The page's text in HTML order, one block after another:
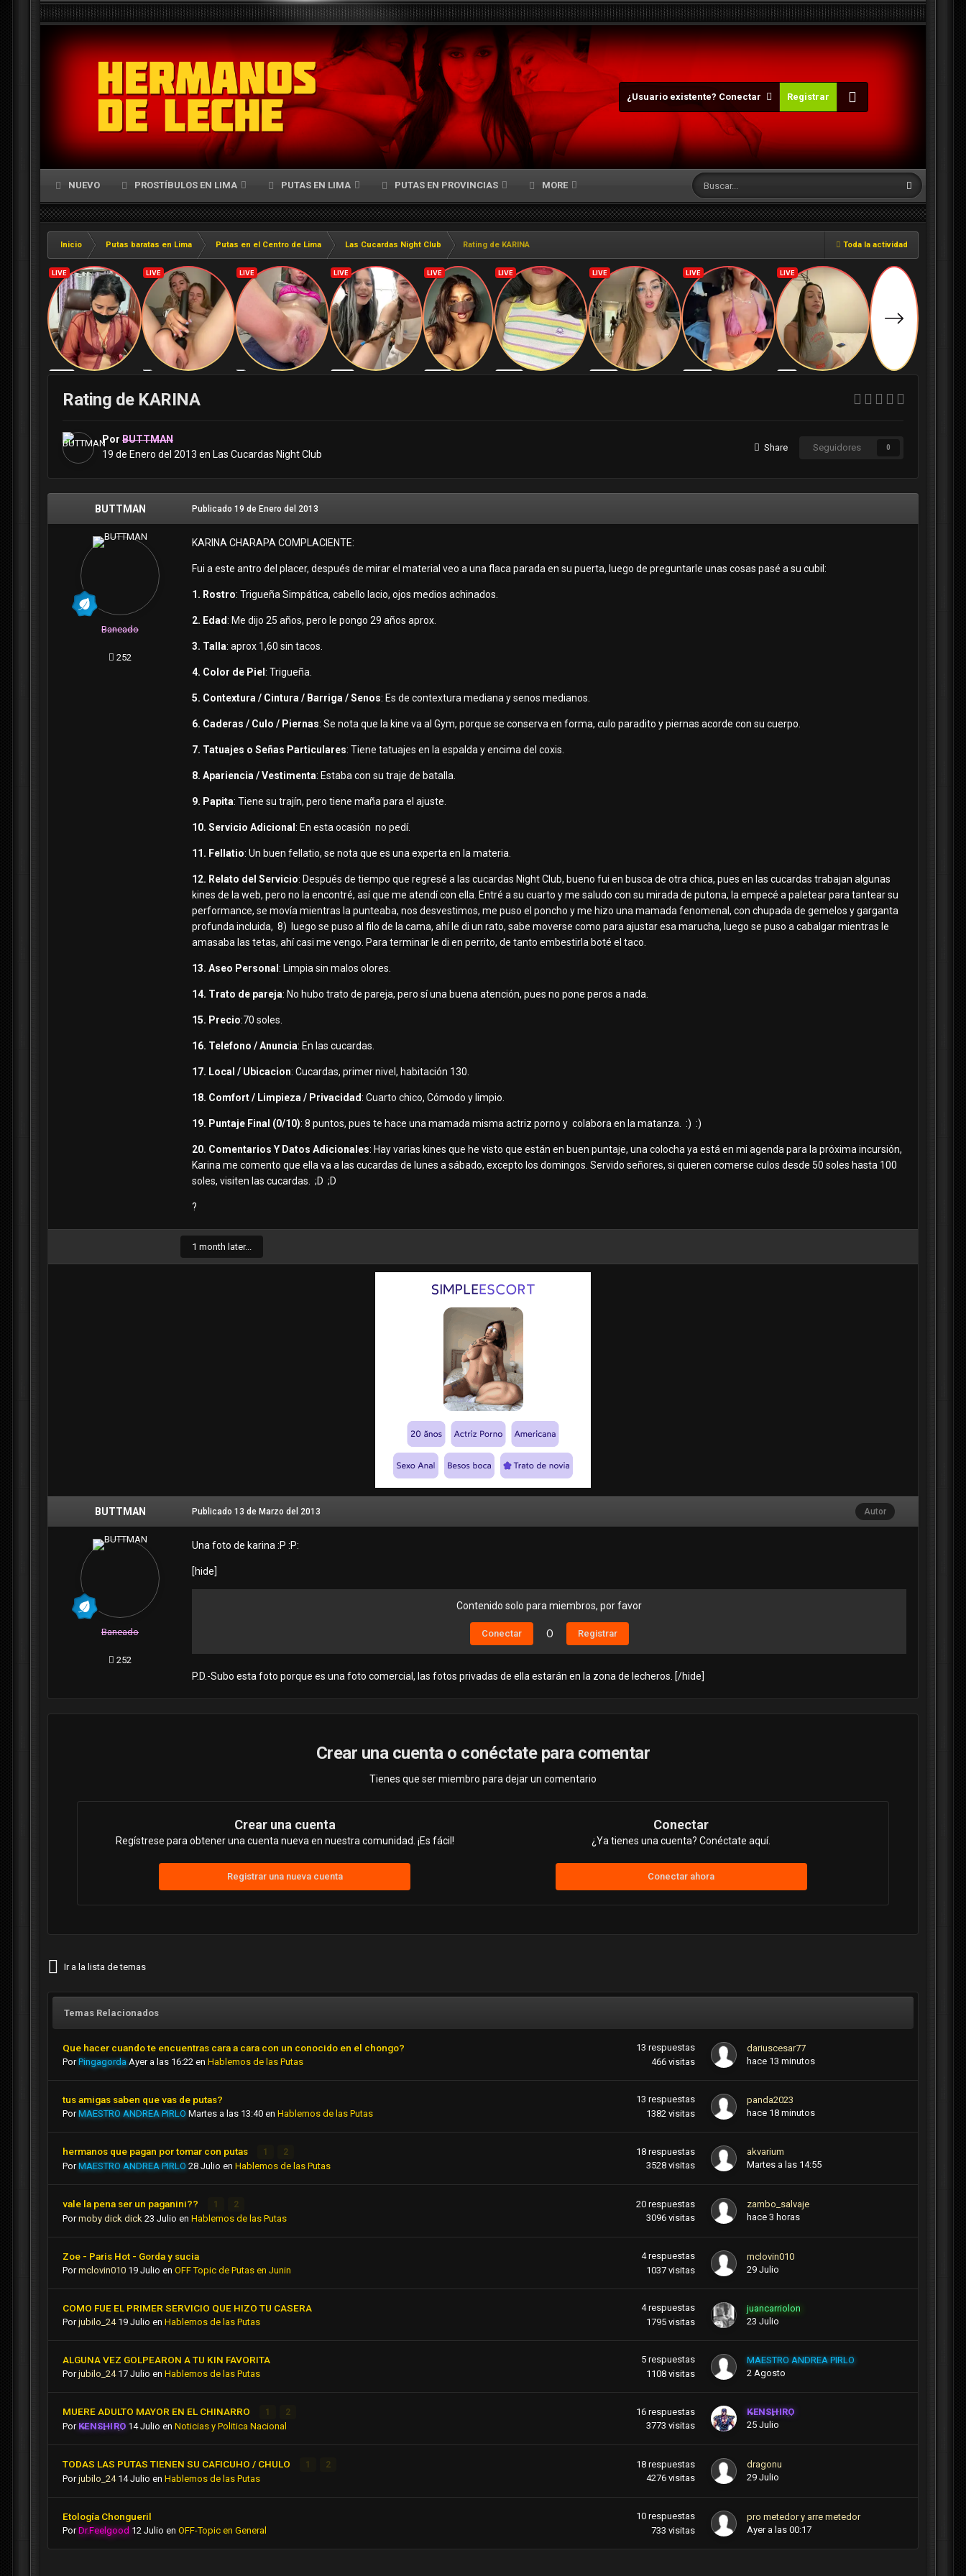
¿Usuario existente? Conectar Registrar
NUEVO PROSTÍBULOS EN LIMA PUTAS EN LIMA PUTAS EN PROVINCIAS MORE
Toda la actividad
Inicio Putas baratas en Lima Putas en el Centro de Lima Las Cucardas Night Club Rating de KARINA
Rating de KARINA
Por BUTTMAN
19 de Enero del 2013 en Las Cucardas Night Club
Share Seguidores 0
BUTTMAN
Baneado
252
Publicado 19 de Enero del 2013
KARINA CHARAPA COMPLACIENTE:
Fui a este antro del placer, después de mirar el material veo a una flaca parada en su puerta, luego de preguntarle unas cosas pasé a su cubil:
1. Rostro: Trigueña Simpática, cabello lacio, ojos medios achinados.
2. Edad: Me dijo 25 años, pero le pongo 29 años aprox.
3. Talla: aprox 1,60 sin tacos.
4. Color de Piel : Trigueña.
5. Contextura / Cintura / Barriga / Senos: Es de contextura mediana y senos medianos.
6. Caderas / Culo / Piernas: Se nota que la kine va al Gym, porque se conserva en forma, culo paradito y piernas acorde con su cuerpo.
7. Tatuajes o Señas Particulares: Tiene tatuajes en la espalda y encima del coxis.
8. Apariencia / Vestimenta: Estaba con su traje de batalla.
9. Papita: Tiene su trajín, pero tiene maña para el ajuste.
10. Servicio Adicional : En esta ocasión no pedí.
11. Fellatio: Un buen fellatio, se nota que es una experta en la materia.
12. Relato del Servicio: Después de tiempo que regresé a las cucardas Night Club, bueno fui en busca de otra chica, pues en las cucardas trabajan algunas
kines de la web, pero no la encontré, así que me atendí con ella. Entré a su cuarto y me saludo con su mirada de putona, la empecé a paletear para tantear su
performance, se movía mientras la punteaba, nos desvestimos, me puso el poncho y me hizo una mamada fenomenal, con chupada de gemelos y garganta
profunda incluida, 8) luego se puso al filo de la cama, ahí le di un rato, sabe moverse como para ajustar esa marucha, luego se puso a cabalgar mientras le
amasaba las tetas, ahí casi me vengo. Para terminar le di en perrito, de tanto embestirla boté el taco.
13. Aseo Personal : Limpia sin malos olores.
14. Trato de pareja: No hubo trato de pareja, pero sí una buena atención, pues no pone peros a nada.
15. Precio:70 soles.
16. Telefono / Anuncia: En las cucardas.
17. Local / Ubicacion: Cucardas, primer nivel, habitación 130.
18. Comfort / Limpieza / Privacidad: Cuarto chico, Cómodo y limpio.
19. Puntaje Final (0/10): 8 puntos, pues te hace una mamada misma actriz porno y colabora en la matanza. :) :)
20. Comentarios Y Datos Adicionales: Hay varias kines que he visto que están en buen puntaje, una colocha ya está en mi agenda para la próxima incursión,
Karina me comento que ella va a las cucardas de lunes a sábado, excepto los domingos. Servido señores, si quieren comerse culos desde 50 soles hasta 100
soles, visiten las cucardas. ;D ;D
?
1 month later...
BUTTMAN
Baneado
252
Autor
Publicado 13 de Marzo del 2013
Una foto de karina :P :P:
[hide]
Contenido solo para miembros, por favor
Conectar O Registrar
P.D.-Subo esta foto porque es una foto comercial, las fotos privadas de ella estarán en la zona de lecheros. [/hide]
Crear una cuenta o conéctate para comentar
Tienes que ser miembro para dejar un comentario
Crear una cuenta
Regístrese para obtener una cuenta nueva en nuestra comunidad. ¡Es fácil!
Registrar una nueva cuenta
Conectar
¿Ya tienes una cuenta? Conéctate aquí.
Conectar ahora
Ir a la lista de temas
Temas Relacionados
Que hacer cuando te encuentras cara a cara con un conocido en el chongo?
PorPingagorda Ayer a las 16:22 en Hablemos de las Putas
13 respuestas
466 visitas
dariuscesar77
hace 13 minutos
tus amigas saben que vas de putas?
PorMAESTRO ANDREA PIRLO Martes a las 13:40 en Hablemos de las Putas
13 respuestas
1382 visitas
panda2023
hace 18 minutos
hermanos que pagan por tomar con putas 1 2
PorMAESTRO ANDREA PIRLO 28 Julio en Hablemos de las Putas
18 respuestas
3528 visitas
akvarium
Martes a las 14:55
vale la pena ser un paganini?? 1 2
Pormoby dick dick 23 Julio en Hablemos de las Putas
20 respuestas
3096 visitas
zambo_salvaje
hace 3 horas
Zoe - Paris Hot - Gorda y sucia
Pormclovin010 19 Julio en OFF Topic de Putas en Junin
4 respuestas
1037 visitas
mclovin010
29 Julio
COMO FUE EL PRIMER SERVICIO QUE HIZO TU CASERA
Porjubilo_24 19 Julio en Hablemos de las Putas
4 respuestas
1795 visitas
juancarriolon
23 Julio
ALGUNA VEZ GOLPEARON A TU KIN FAVORITA
Porjubilo_24 17 Julio en Hablemos de las Putas
5 respuestas
1108 visitas
MAESTRO ANDREA PIRLO
2 Agosto
MUERE ADULTO MAYOR EN EL CHINARRO 1 2
Por KENSHIRO 14 Julio enNoticias y Politica Nacional
16 respuestas
3773 visitas
KENSHIRO
25 Julio
TODAS LAS PUTAS TIENEN SU CAFICUHO / CHULO 1 2
Porjubilo_24 14 Julio en Hablemos de las Putas
18 respuestas
4276 visitas
dragonu
29 Julio
Etología Chongueril
PorDr.Feelgood 12 Julio en OFF-Topic en General
10 respuestas
733 visitas
pro metedor y arre metedor
Ayer a las 00:17